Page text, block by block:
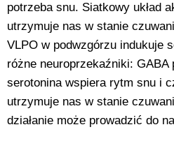
potrzeba snu. Siatkowy układ
utrzymuje nas w stanie
VLPO w podwzgórzu indukuje
różne neuroprzekaźniki:
serotonina wspiera rytm snu i
utrzymuje nas w stanie
działanie może prowadzić do